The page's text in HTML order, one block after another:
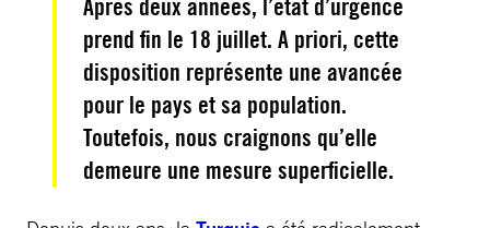
Après deux années, l’état d’urgence
prend fin le 18 juillet. A priori, cette
disposition représente une avancée
pour le pays et sa population.
Toutefois, nous craignons qu’elle
demeure une mesure superficielle.